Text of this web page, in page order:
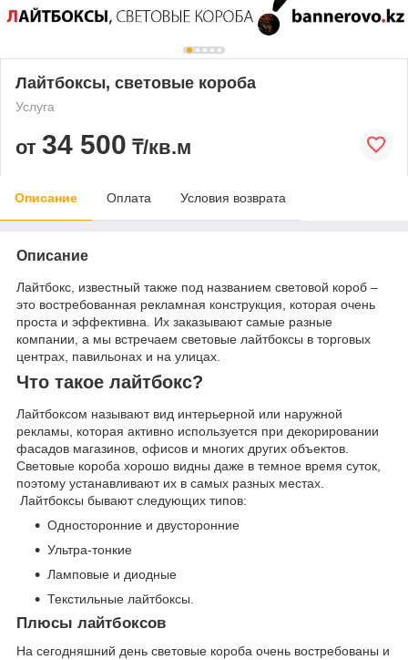
Лайтбоксы, световые короба
Услуга
от 34 500 ₸/кв.м
Описание Оплата Условия возврата
Описание
Лайтбокс, известный также под названием световой короб –
это востребованная рекламная конструкция, которая очень
проста и эффективна. Их заказывают самые разные
компании, а мы встречаем световые лайтбоксы в торговых
центрах, павильонах и на улицах.
Что такое лайтбокс?
Лайтбоксом называют вид интерьерной или наружной
рекламы, которая активно используется при декорировании
фасадов магазинов, офисов и многих других объектов.
Световые короба хорошо видны даже в темное время суток,
поэтому устанавливают их в самых разных местах.
Лайтбоксы бывают следующих типов:
Односторонние и двусторонние
Ультра-тонкие
Ламповые и диодные
Текстильные лайтбоксы.
Плюсы лайтбоксов
На сегодняшний день световые короба очень востребованы и